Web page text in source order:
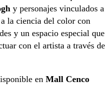
y personajes vinculados a
la ciencia del color con
y un espacio especial que
con el artista a través de
en Mall Cenco